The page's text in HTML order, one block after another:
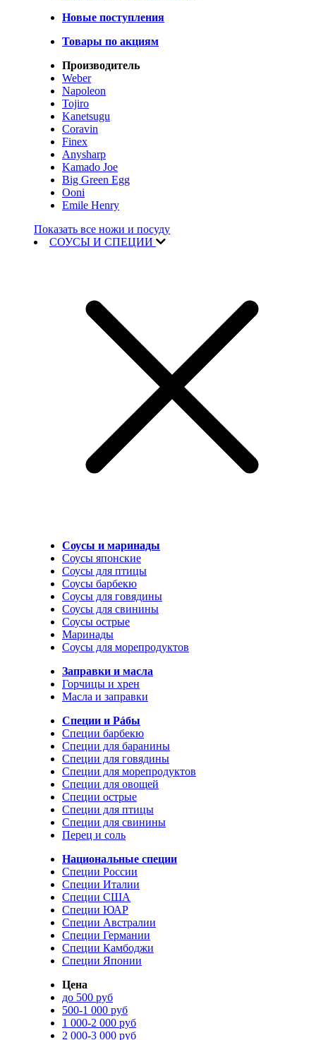
Новые поступления
Товары по акциям
Производитель
Weber
Napoleon
Tojiro
Kanetsugu
Coravin
Finex
Anysharp
Kamado Joe
Big Green Egg
Ooni
Emile Henry
Показать все ножи и посуду
СОУСЫ И СПЕЦИИ
Соусы и маринады
Соусы японские
Соусы для птицы
Соусы барбекю
Соусы для говядины
Соусы для свинины
Соусы острые
Маринады
Соусы для морепродуктов
Заправки и масла
Горчицы и хрен
Масла и заправки
Специи и Рáбы
Специи барбекю
Специи для баранины
Специи для говядины
Специи для морепродуктов
Специи для овощей
Специи острые
Специи для птицы
Специи для свинины
Перец и соль
Национальные специи
Специи России
Специи Италии
Специи США
Специи ЮАР
Специи Австралии
Специи Германии
Специи Камбоджи
Специи Японии
Цена
до 500 руб
500-1 000 руб
1 000-2 000 руб
2 000-3 000 руб